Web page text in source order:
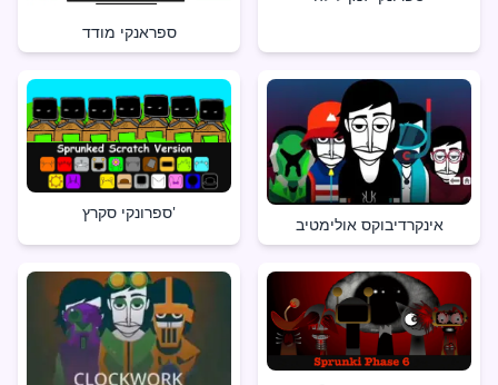
ספראנקי מודד
ספרונקי סקרץ'
אינקרדיבוקס אולימטיב